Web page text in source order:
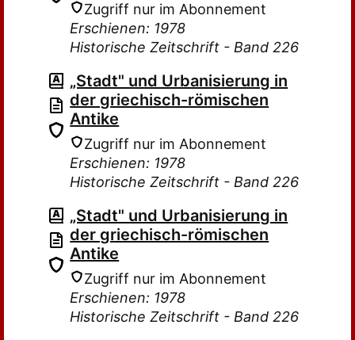
Zugriff nur im Abonnement
Erschienen: 1978
Historische Zeitschrift - Band 226
„Stadt" und Urbanisierung in
der griechisch-römischen
Antike
Zugriff nur im Abonnement
Erschienen: 1978
Historische Zeitschrift - Band 226
„Stadt" und Urbanisierung in
der griechisch-römischen
Antike
Zugriff nur im Abonnement
Erschienen: 1978
Historische Zeitschrift - Band 226